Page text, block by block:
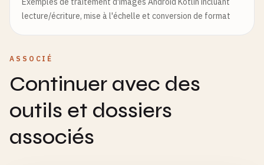
lecture/écriture, mise à l'échelle et conversion de format
ASSOCIÉ
Continuer avec des
outils et dossiers
associés